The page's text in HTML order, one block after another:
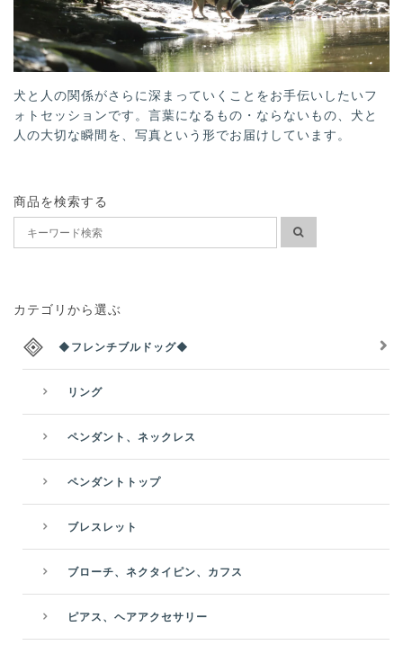
犬と人の関係がさらに深まっていくことをお手伝いしたいフ
ォトセッションです。言葉になるもの・ならないもの、犬と
人の大切な瞬間を、写真という形でお届けしています。
商品を検索する
カテゴリから選ぶ
◆フレンチブルドッグ◆
リング
ペンダント、ネックレス
ペンダントトップ
ブレスレット
ブローチ、ネクタイピン、カフス
ピアス、ヘアアクセサリー